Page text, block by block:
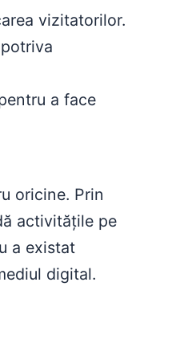
vizitatorilor.
a face
oricine. Prin
activitățile pe
a existat
digital.